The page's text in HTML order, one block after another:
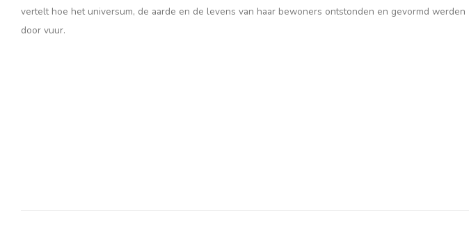
vertelt hoe het universum, de aarde en de levens van haar bewoners ontstonden en gevormd werden
door vuur.